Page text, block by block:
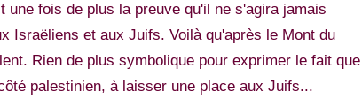
une fois de plus la preuve qu'il ne s'agira jamais
Israëliens et aux Juifs. Voilà qu'après le Mont du
Rien de plus symbolique pour exprimer le fait que
palestinien, à laisser une place aux Juifs...